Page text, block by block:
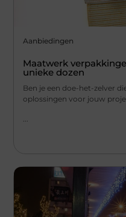
Aanbiedingen
Maatwerk
unieke dozen
Ben je een doe-het-zelver
oplossingen voor jouw